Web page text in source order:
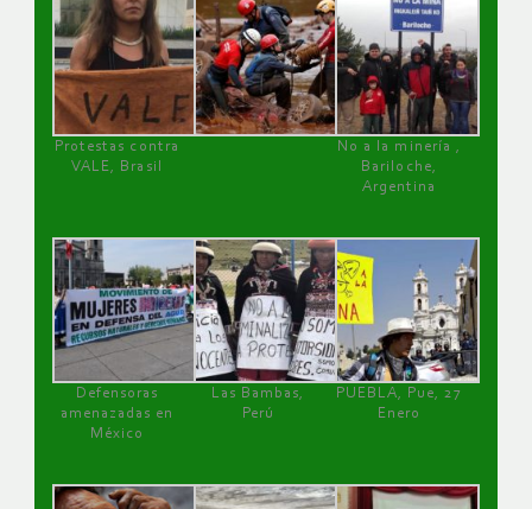
Protestas contra
VALE, Brasil
No a la minería ,
Bariloche,
Argentina
Defensoras
amenazadas en
México
Las Bambas,
Perú
PUEBLA, Pue, 27
Enero